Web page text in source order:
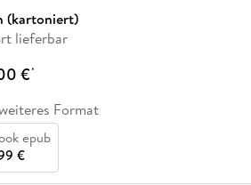
(kartoniert)
lieferbar
€*
Format
epub
€